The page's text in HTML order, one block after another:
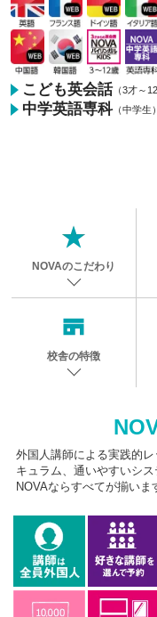
こども英会話（3才～
中学英語専科（中学生
NOVAのこだわり
校舎の特徴
外国人講師による実践的
キュラム、通いやすいシス
NOVAならすべてが揃いま